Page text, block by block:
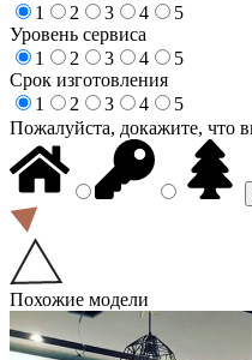
1
2 3 4
5
Уровень сервиса
1
2 3 4
5
Срок изготовления
1
2 3 4
5
Пожалуйста, докажите, что
Похожие модели